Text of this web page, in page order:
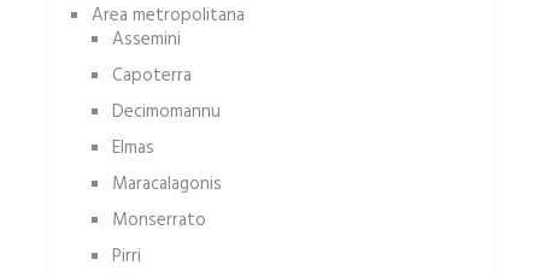
Area metropolitana
Assemini
Capoterra
Decimomannu
Elmas
Maracalagonis
Monserrato
Pirri